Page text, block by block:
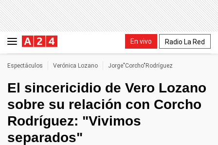
En vivo Radio La Red
Espectáculos Verónica Lozano Jorge"Corcho"Rodríguez
El sincericidio de Vero Lozano
sobre su relación con Corcho
Rodríguez: "Vivimos
separados"